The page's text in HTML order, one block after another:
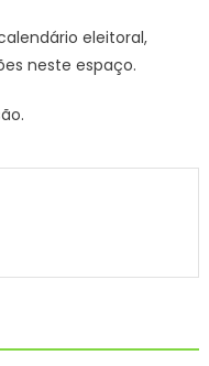
eleitoral,
neste espaço.